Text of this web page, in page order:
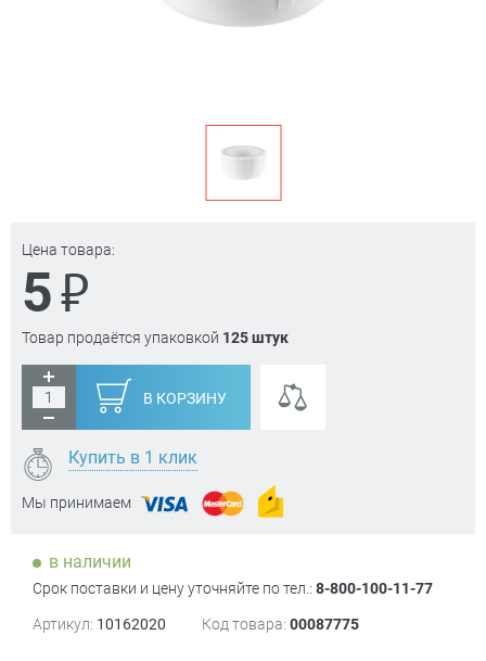
Цена товара:
5₽
Товар продаётся упаковкой 125 штук
В КОРЗИНУ
Купить в 1 клик
Мы принимаем
в наличии
Срок поставки и цену уточняйте по тел.: 8-800-100-11-77
Артикул: 10162020 Код товара: 00087775